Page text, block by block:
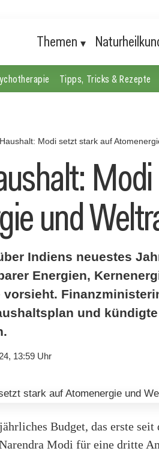
Themen
Tipps, Tricks & Rezepte
Modi setzt stark auf
und
Indiens neuestes
Energien,
und
13:59 Uhr
Budget, das erste
Modi für eine dritte